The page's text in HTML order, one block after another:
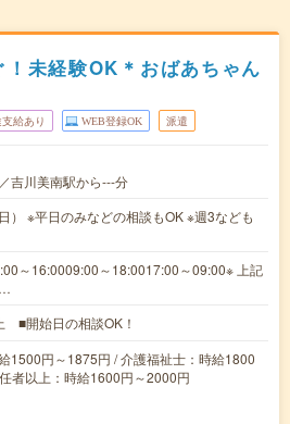
未経験OK＊おばあちゃん
給あり WEB登録OK 派遣
吉川美南駅から---分
） ※平日のみなどの相談もOK ※週3なども
～16:0009:00～18:0017:00～09:00※ 上記
■開始日の相談OK！
1500円～1875円 / 介護福祉士：時給1800
者以上：時給1600円～2000円